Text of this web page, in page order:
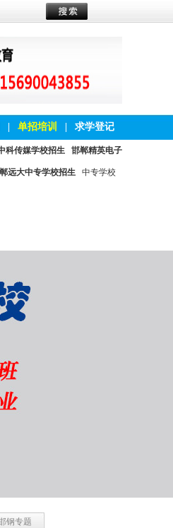
单招培训 求学登记
科传媒学校招生 邯郸精英电子
远大中专学校招生 中专学校
钢专题